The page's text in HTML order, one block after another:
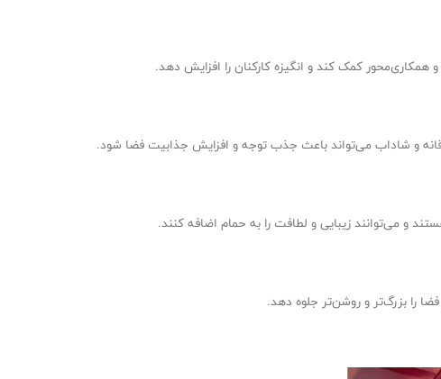
همکاری‌محور کمک کند و انگیزه کارکنان را افزایش دهد.
و شاداب می‌تواند باعث جذب توجه و افزایش جذابیت فضا شود.
و می‌توانند زیبایی و لطافت را به حمام اضافه کنند.
را بزرگ‌تر و روشن‌تر جلوه دهد.